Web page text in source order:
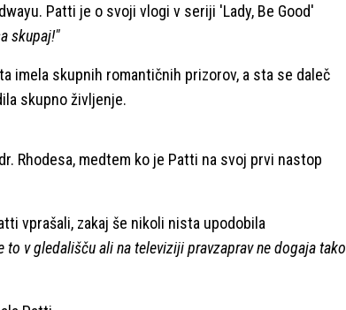
Patti je o svoji vlogi v seriji 'Lady, Be Good'
skupaj!"
imela skupnih romantičnih prizorov, a sta se daleč
skupno življenje.
Rhodesa, medtem ko je Patti na svoj prvi nastop
vprašali, zakaj še nikoli nista upodobila
to v gledališču ali na televiziji pravzaprav ne dogaja tako